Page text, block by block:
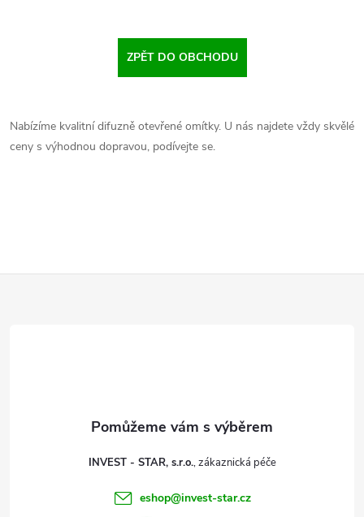
ZPĚT DO OBCHODU
Nabízíme kvalitní difuzně otevřené omítky. U nás najdete vždy skvělé
ceny s výhodnou dopravou, podívejte se.
INVEST - STAR, s.r.o.
eshop@invest-star.cz